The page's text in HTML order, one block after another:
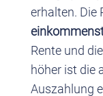
erhalten. Die
Rente und
höher ist die
Auszahlung